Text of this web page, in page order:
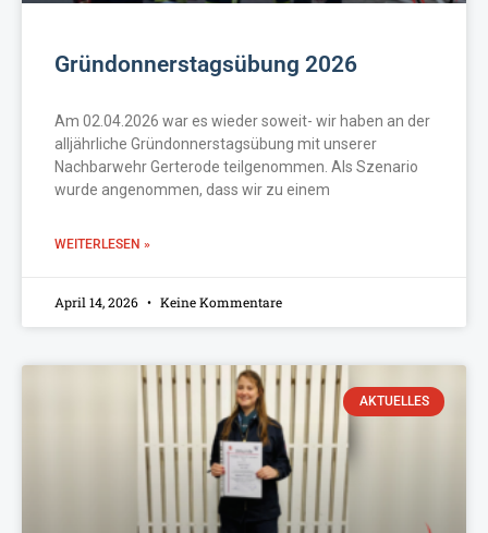
Gründonnerstagsübung 2026
Am 02.04.2026 war es wieder soweit- wir haben an der
alljährliche Gründonnerstagsübung mit unserer
Nachbarwehr Gerterode teilgenommen. Als Szenario
wurde angenommen, dass wir zu einem
WEITERLESEN »
April 14, 2026 Keine Kommentare
AKTUELLES